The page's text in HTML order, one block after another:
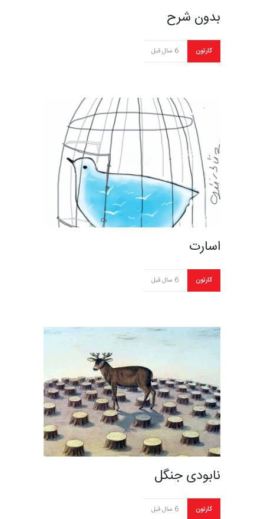
بدون شرح
کارتون 6 سال قبل
اسارت
کارتون 6 سال قبل
نابودی جنگل
کارتون 6 سال قبل